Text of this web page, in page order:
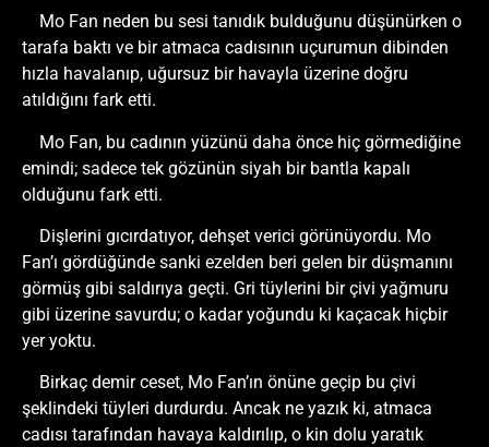
Mo Fan neden bu sesi tanıdık bulduğunu düşünürken o
tarafa baktı ve bir atmaca cadısının uçurumun dibinden
hızla havalanıp, uğursuz bir havayla üzerine doğru
atıldığını fark etti.
Mo Fan, bu cadının yüzünü daha önce hiç görmediğine
emindi; sadece tek gözünün siyah bir bantla kapalı
olduğunu fark etti.
Dişlerini gıcırdatıyor, dehşet verici görünüyordu. Mo
Fan’ı gördüğünde sanki ezelden beri gelen bir düşmanını
görmüş gibi saldırıya geçti. Gri tüylerini bir çivi yağmuru
gibi üzerine savurdu; o kadar yoğundu ki kaçacak hiçbir
yer yoktu.
Birkaç demir ceset, Mo Fan’ın önüne geçip bu çivi
şeklindeki tüyleri durdurdu. Ancak ne yazık ki, atmaca
cadısı tarafından havaya kaldırılıp, o kin dolu yaratık